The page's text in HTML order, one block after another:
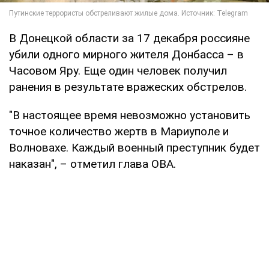
В Донецкой области за 17 декабря россияне
убили одного мирного жителя Донбасса – в
Часовом Яру. Еще один человек получил
ранения в результате вражеских обстрелов.
"В настоящее время невозможно установить
точное количество жертв в Мариуполе и
Волновахе. Каждый военный преступник будет
наказан", – отметил глава ОВА.